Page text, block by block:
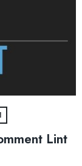
Lint